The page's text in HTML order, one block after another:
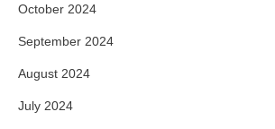
October 2024
September 2024
August 2024
July 2024